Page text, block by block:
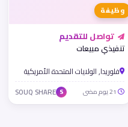
وظيفة
تواصل للتقديم
تنفيذي مبيعات
فلوريدا, الولايات المتحدة الأمريكية
S
SOUQ SHARE